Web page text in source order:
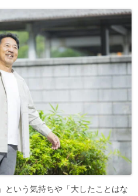
という気持ちや「大したことはな